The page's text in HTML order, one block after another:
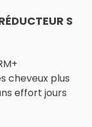
S
cheveux plus
effort jours